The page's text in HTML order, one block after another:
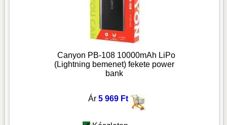
Canyon PB-108 10000mAh LiPo
(Lightning bemenet) fekete power
bank
Ár 5 969 Ft